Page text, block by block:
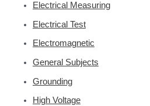
Electrical Measuring
Electrical Test
Electromagnetic
General Subjects
Grounding
High Voltage